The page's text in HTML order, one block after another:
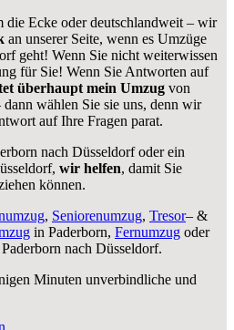
die Ecke oder deutschlandweit – wir
an unserer Seite, wenn es Umzüge
geht! Wenn Sie nicht weiterwissen
für Sie! Wenn Sie Antworten auf
überhaupt mein Umzug von
wählen Sie sie uns, denn wir
auf Ihre Fragen parat.
nach Düsseldorf oder ein
wir helfen, damit Sie
können.
, Seniorenumzug, Tresor– &
in Paderborn, Fernumzug oder
nach Düsseldorf.
Minuten unverbindliche und